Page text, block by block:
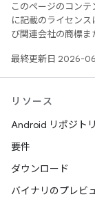
このページのコンテ
に記載のライセン
び関連会社の商標ま
最終更新日 2026-
リソース
Android リポジトリ
要件
ダウンロード
バイナリのプレビ